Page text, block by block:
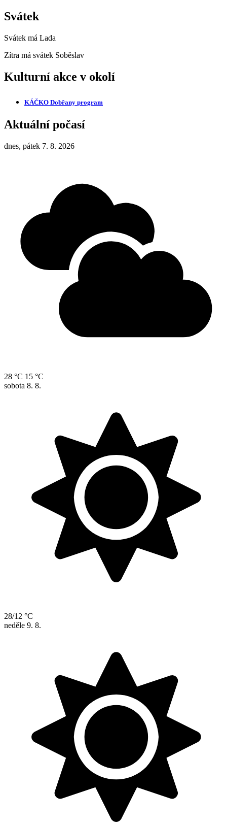
Svátek
Svátek má Lada
Zítra má svátek Soběslav
Kulturní akce v okolí
KÁČKO Dobřany program
Aktuální počasí
dnes, pátek 7. 8. 2026
28 °C 15 °C
sobota 8. 8.
28/12 °C
neděle 9. 8.